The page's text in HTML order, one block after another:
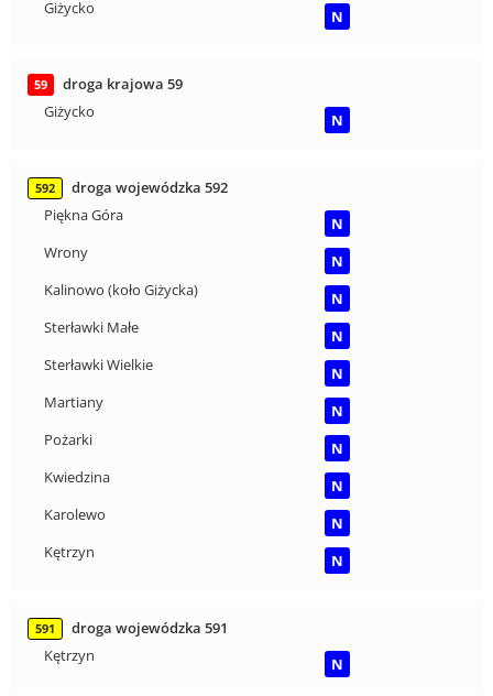
Giżycko N
59
droga krajowa 59
Giżycko
N
592
droga wojewódzka 592
Piękna Góra
N
Wrony
N
Kalinowo (koło Giżycka)
N
Sterławki Małe
N
Sterławki Wielkie
N
Martiany
N
Pożarki
N
Kwiedzina
N
Karolewo
N
Kętrzyn
N
591
droga wojewódzka 591
Kętrzyn
N